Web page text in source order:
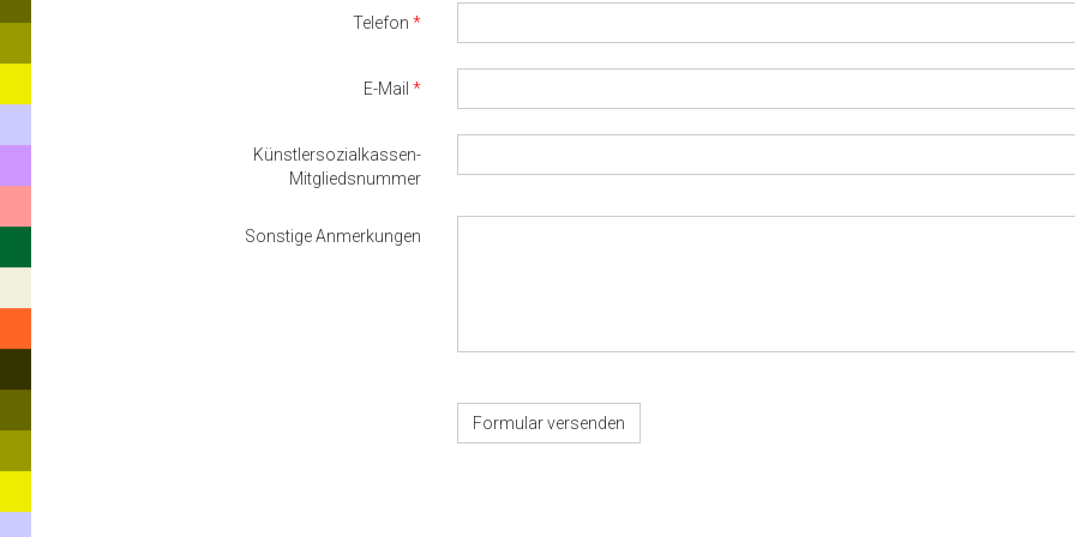
Telefon
E-Mail
Künstlersozialkassen-
Mitgliedsnummer
Sonstige Anmerkungen
Formular versenden